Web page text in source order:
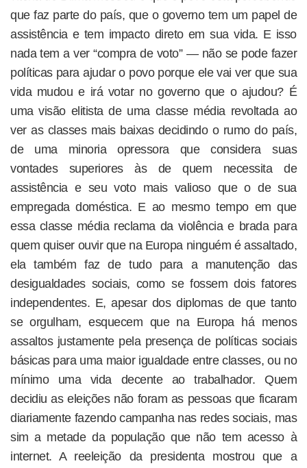
que faz parte do país, que o governo tem um papel de
assistência e tem impacto direto em sua vida. E isso
nada tem a ver “compra de voto” — não se pode fazer
políticas para ajudar o povo porque ele vai ver que sua
vida mudou e irá votar no governo que o ajudou? É
uma visão elitista de uma classe média revoltada ao
ver as classes mais baixas decidindo o rumo do país,
de uma minoria opressora que considera suas
vontades superiores às de quem necessita de
assistência e seu voto mais valioso que o de sua
empregada doméstica. E ao mesmo tempo em que
essa classe média reclama da violência e brada para
quem quiser ouvir que na Europa ninguém é assaltado,
ela também faz de tudo para a manutenção das
desigualdades sociais, como se fossem dois fatores
independentes. E, apesar dos diplomas de que tanto
se orgulham, esquecem que na Europa há menos
assaltos justamente pela presença de políticas sociais
básicas para uma maior igualdade entre classes, ou no
mínimo uma vida decente ao trabalhador. Quem
decidiu as eleições não foram as pessoas que ficaram
diariamente fazendo campanha nas redes sociais, mas
sim a metade da população que não tem acesso à
internet. A reeleição da presidenta mostrou que a